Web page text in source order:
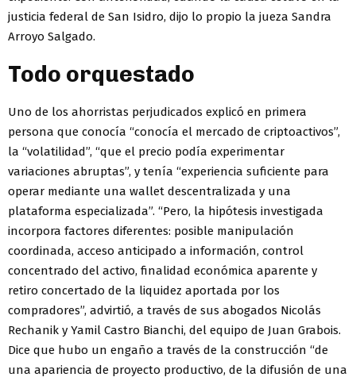
justicia federal de San Isidro, dijo lo propio la jueza Sandra
Arroyo Salgado.
Todo orquestado
Uno de los ahorristas perjudicados explicó en primera
persona que conocía “conocía el mercado de criptoactivos”,
la “volatilidad”, “que el precio podía experimentar
variaciones abruptas”, y tenía “experiencia suficiente para
operar mediante una wallet descentralizada y una
plataforma especializada”. “Pero, la hipótesis investigada
incorpora factores diferentes: posible manipulación
coordinada, acceso anticipado a información, control
concentrado del activo, finalidad económica aparente y
retiro concertado de la liquidez aportada por los
compradores”, advirtió, a través de sus abogados Nicolás
Rechanik y Yamil Castro Bianchi, del equipo de Juan Grabois.
Dice que hubo un engaño a través de la construcción “de
una apariencia de proyecto productivo, de la difusión de una